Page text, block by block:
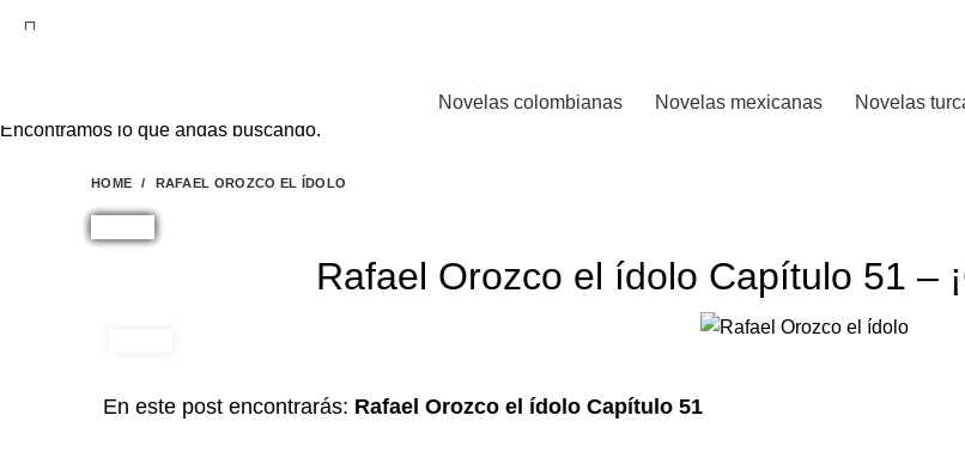
Novelas colombianas Novelas mexicanas Novelas
HOME RAFAEL OROZCO EL ÍDOLO
Rafael Orozco el ídolo Capítulo 51 –
En este post encontrarás: Rafael Orozco el ídolo Capítulo 51
Encontramos lo que andas buscando.